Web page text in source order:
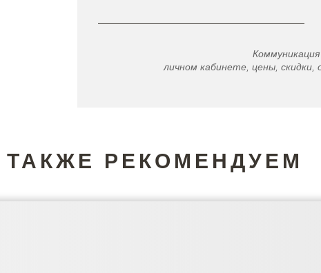
Коммуникация
личном кабинете, цены, скидки,
ТАКЖЕ РЕКОМЕНДУЕМ